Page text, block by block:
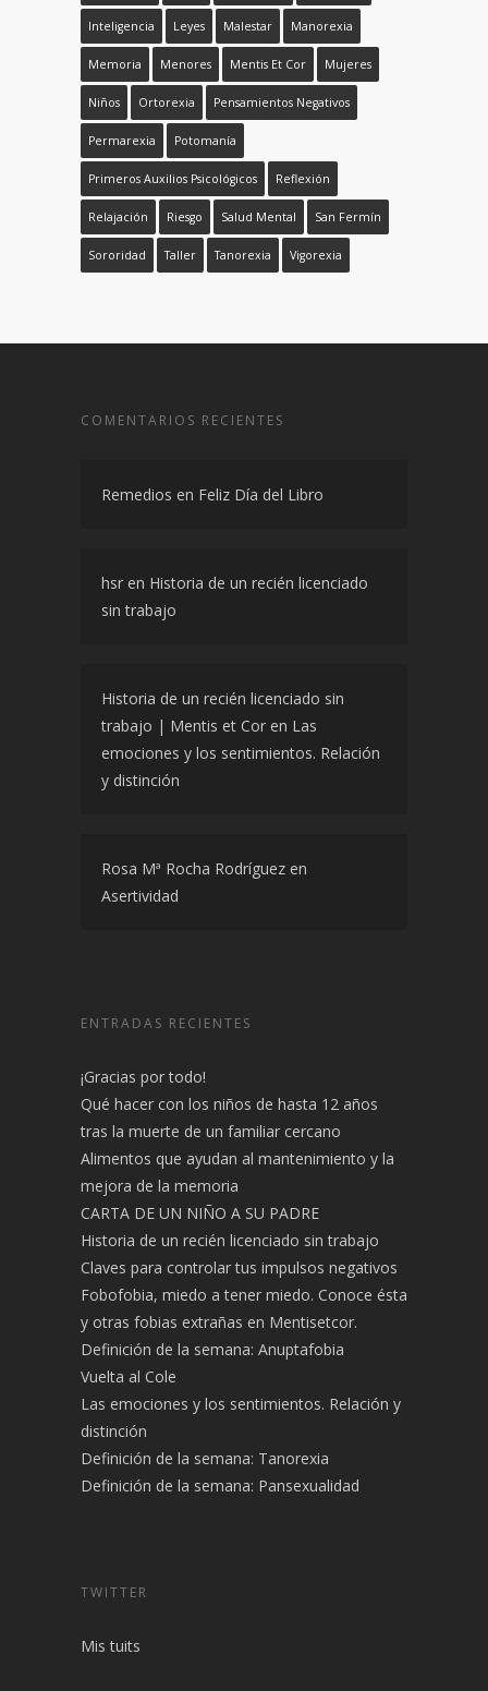
Inteligencia Leyes Malestar Manorexia
Memoria Menores Mentis Et Cor Mujeres
Niños Ortorexia Pensamientos Negativos
Permarexia Potomanía
Primeros Auxilios Psicológicos Reflexión
Relajación Riesgo Salud Mental San Fermín
Sororidad Taller Tanorexia Vigorexia
COMENTARIOS RECIENTES
Remedios en Feliz Día del Libro
hsr en Historia de un recién licenciado
sin trabajo
Historia de un recién licenciado sin
trabajo | Mentis et Cor en Las
emociones y los sentimientos. Relación
y distinción
Rosa Mª Rocha Rodríguez en
Asertividad
ENTRADAS RECIENTES
¡Gracias por todo!
Qué hacer con los niños de hasta 12 años
tras la muerte de un familiar cercano
Alimentos que ayudan al mantenimiento y la
mejora de la memoria
CARTA DE UN NIÑO A SU PADRE
Historia de un recién licenciado sin trabajo
Claves para controlar tus impulsos negativos
Fobofobia, miedo a tener miedo. Conoce ésta
y otras fobias extrañas en Mentisetcor.
Definición de la semana: Anuptafobia
Vuelta al Cole
Las emociones y los sentimientos. Relación y
distinción
Definición de la semana: Tanorexia
Definición de la semana: Pansexualidad
TWITTER
Mis tuits